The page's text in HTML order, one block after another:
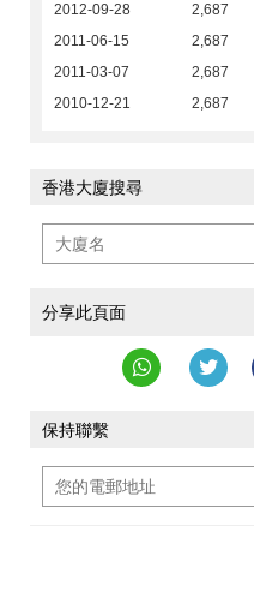
2012-09-28
2,687
2011-06-15
2,687
2011-03-07
2,687
2010-12-21
2,687
香港大廈搜尋
分享此頁面
保持聯繫